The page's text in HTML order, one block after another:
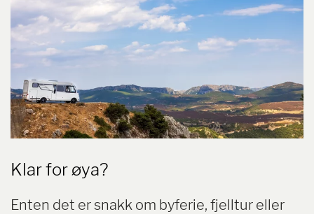
Klar for øya?
Enten det er snakk om byferie, fjelltur eller